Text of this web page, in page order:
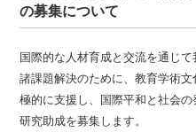
の募集について
国際的な人材育成と交流を通じ
諸課題解決のために、教育学術
極的に支援し、国際平和と社会
研究助成を募集します。